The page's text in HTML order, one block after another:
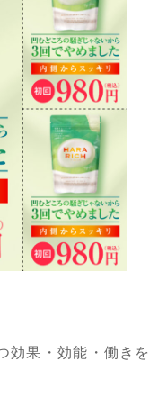
効果・効能・働きを